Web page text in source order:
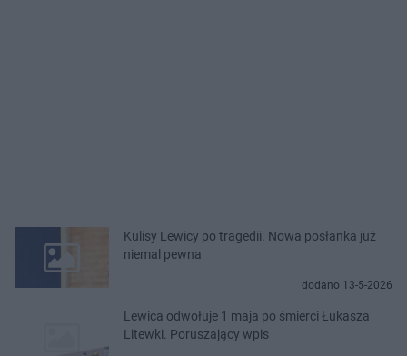
Kulisy Lewicy po tragedii. Nowa posłanka już
niemal pewna
dodano 13-5-2026
Lewica odwołuje 1 maja po śmierci Łukasza
Litewki. Poruszający wpis